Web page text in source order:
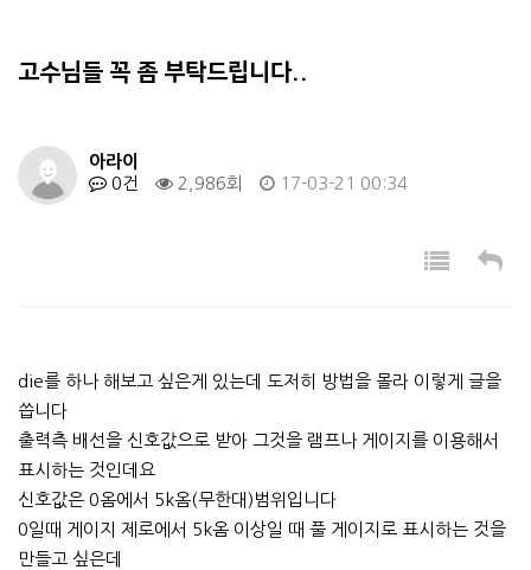
고수님들 꼭 좀 부탁드립니다..
아라이
0건
2,986회 17-03-21 00:34
die를 하나 해보고 싶은게 있는데 도저히 방법을 몰라 이렇게 글을
씁니다
출력측 배선을 신호값으로 받아 그것을 램프나 게이지를 이용해서
표시하는 것인데요
신호값은 0옴에서 5k옴(무한대)범위입니다
0일때 게이지 제로에서 5k옴 이상일 때 풀 게이지로 표시하는 것을
만들고 싶은데